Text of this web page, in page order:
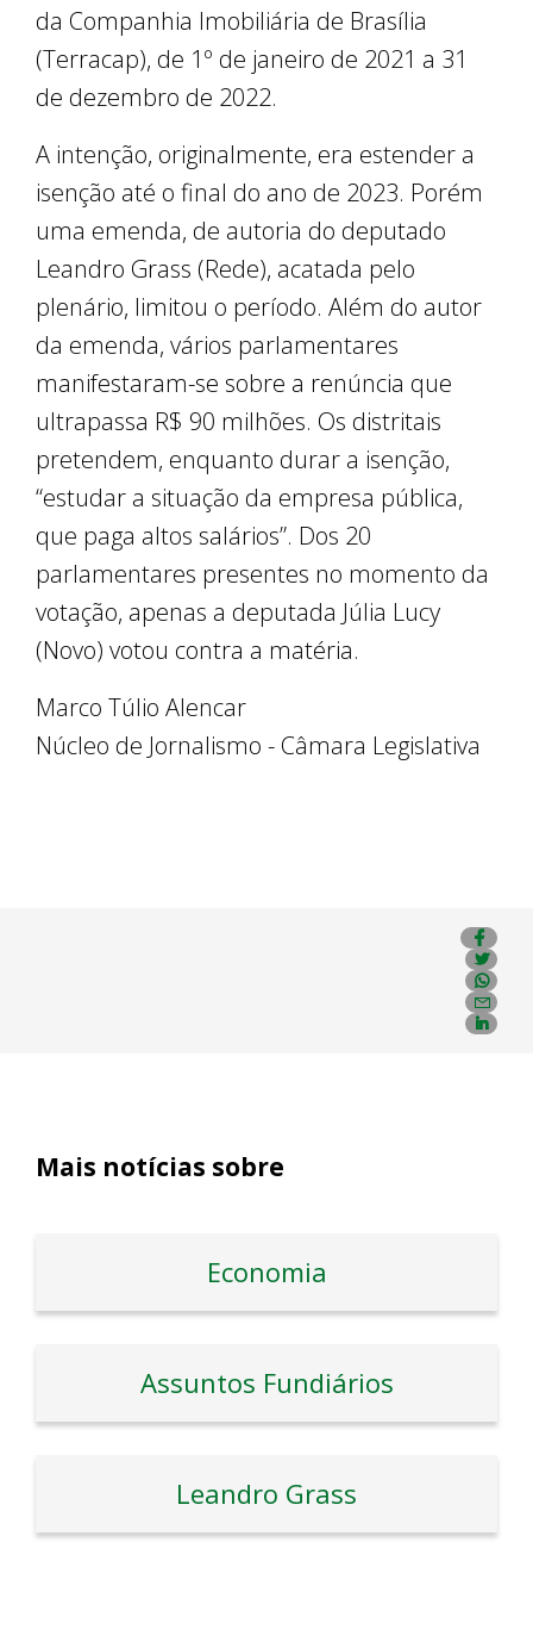
da Companhia Imobiliária de Brasília
(Terracap), de 1º de janeiro de 2021 a 31
de dezembro de 2022.
A intenção, originalmente, era estender a
isenção até o final do ano de 2023. Porém
uma emenda, de autoria do deputado
Leandro Grass (Rede), acatada pelo
plenário, limitou o período. Além do autor
da emenda, vários parlamentares
manifestaram-se sobre a renúncia que
ultrapassa R$ 90 milhões. Os distritais
pretendem, enquanto durar a isenção,
“estudar a situação da empresa pública,
que paga altos salários”. Dos 20
parlamentares presentes no momento da
votação, apenas a deputada Júlia Lucy
(Novo) votou contra a matéria.
Marco Túlio Alencar
Núcleo de Jornalismo - Câmara Legislativa
Mais notícias sobre
Economia
Assuntos Fundiários
Leandro Grass